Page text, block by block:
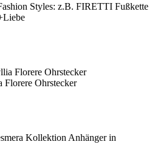
Styles: z.B. FIRETTI Fußkette
Ohrstecker